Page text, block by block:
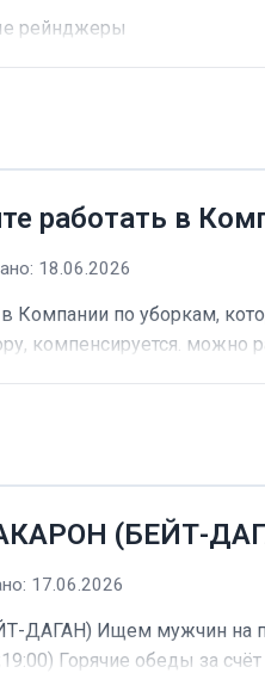
рейнджеры
работать в
18.06.2026
Компании по уборкам,
компенсируется. можно
(БЕЙТ-
17.06.2026
Ищем мужчин на
Горячие обеды за счёт